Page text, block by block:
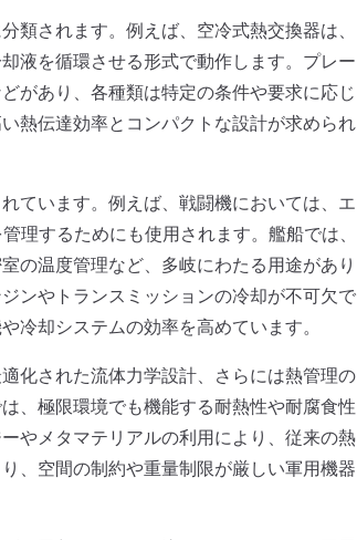
類されます。例えば、空冷式熱交換器は、
液を循環させる形式で動作します。プレー
があり、各種類は特定の条件や要求に応じ
熱伝達効率とコンパクトな設計が求められ
ています。例えば、戦闘機においては、エ
理するためにも使用されます。艦船では、
の温度管理など、多岐にわたる用途があり
ンやトランスミッションの冷却が不可欠で
冷却システムの効率を高めています。
化された流体力学設計、さらには熱管理の
、極限環境でも機能する耐熱性や耐腐食性
やメタマテリアルの利用により、従来の熱
、空間の制約や重量制限が厳しい軍用機器